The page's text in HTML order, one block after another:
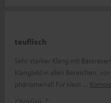
teuflisch
Sehr starker Klang mit
Klangbild in allen Bereichen,
phänomenal! Für klein
Christian. T.